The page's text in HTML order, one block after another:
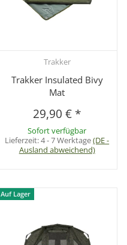
Trakker
Trakker Insulated Bivy
Mat
29,90 € *
Sofort verfügbar
Lieferzeit:4 - 7 Werktage(DE -
Ausland abweichend)
Auf Lager